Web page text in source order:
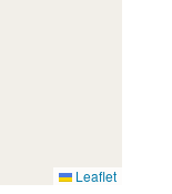
Leaflet